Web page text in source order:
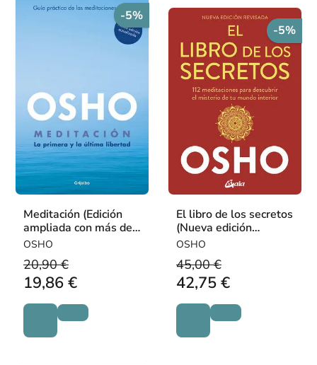
-5%
Meditación (Edición
ampliada con más de
80 meditaciones
OSHO
20,90 €
19,86 €
-5%
El libro de los secretos
(Nueva edición
revisada)
OSHO
45,00 €
42,75 €